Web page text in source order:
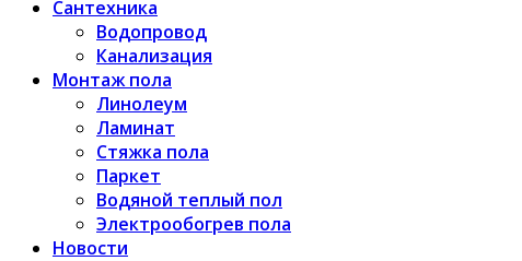
Сантехника
Водопровод
Канализация
Монтаж пола
Линолеум
Ламинат
Стяжка пола
Паркет
Водяной теплый пол
Электрообогрев пола
Новости